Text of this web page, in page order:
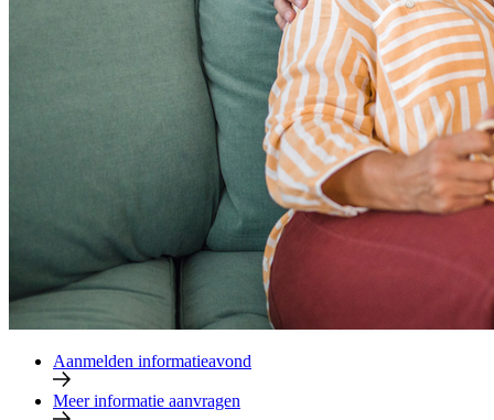
Aanmelden informatieavond
Meer informatie aanvragen